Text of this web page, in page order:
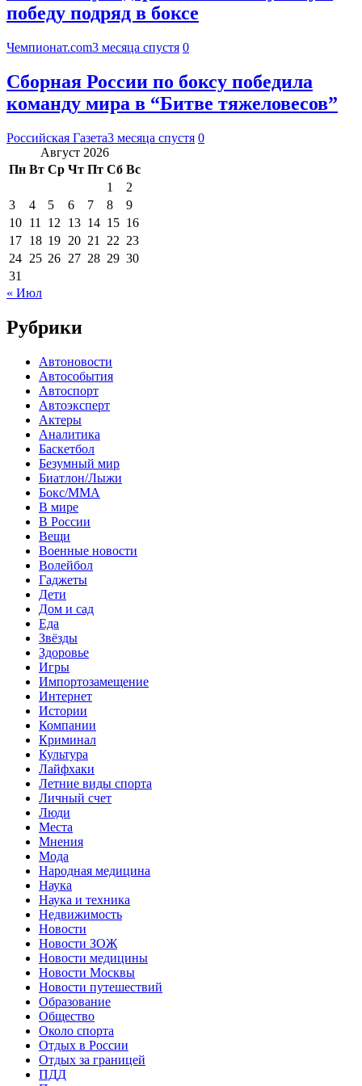
победу подряд в боксе
Чемпионат.com3 месяца спустя 0
Сборная России по боксу победила
команду мира в “Битве тяжеловесов”
Российская Газета3 месяца спустя 0
Август 2026
Пн Вт Ср Чт Пт Сб Вс
1
2
3
4 5 6 7 8
9
10 11 12 13 14 15 16
17 18 19 20 21 22 23
24 25 26 27 28 29 30
31
« Июл
Рубрики
Автоновости
Автособытия
Автоспорт
Автоэксперт
Актеры
Аналитика
Баскетбол
Безумный мир
Биатлон/Лыжи
Бокс/MMA
В мире
В России
Вещи
Военные новости
Волейбол
Гаджеты
Дети
Дом и сад
Еда
Звёзды
Здоровье
Игры
Импортозамещение
Интернет
Истории
Компании
Криминал
Культура
Лайфхаки
Летние виды спорта
Личный счет
Люди
Места
Мнения
Мода
Народная медицина
Наука
Наука и техника
Недвижимость
Новости
Новости ЗОЖ
Новости медицины
Новости Москвы
Новости путешествий
Образование
Общество
Около спорта
Отдых в России
Отдых за границей
ПДД